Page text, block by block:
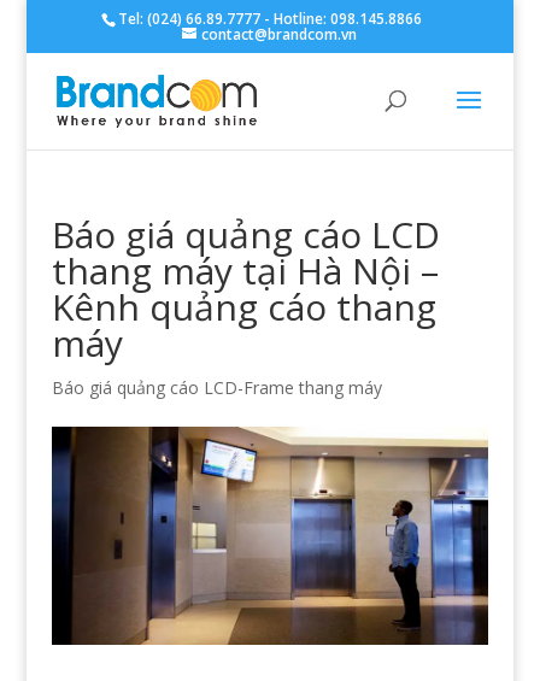
Tel: (024) 66.89.7777 - Hotline: 098.145.8866
contact@brandcom.vn
Báo giá quảng cáo LCD
thang máy tại Hà Nội –
Kênh quảng cáo thang
máy
Báo giá quảng cáo LCD-Frame thang máy